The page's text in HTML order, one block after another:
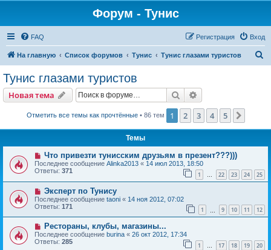
Форум - Тунис
FAQ Вход
Регистрация
На главную Список форумов Тунис Тунис глазами туристов
Тунис глазами туристов
Новая тема Поиск
Отметить все темы как прочтённые• 86 тем 1 2 3 4 5
Темы
Что привезти тунисским друзьям в презент???)))
Последнее сообщение Alinka2013 « 14 июл 2013, 18:50
Ответы: 371 1 … 22 23 24 25
Эксперт по Тунису
Последнее сообщение taoni « 14 ноя 2012, 07:02
Ответы: 171 1 9 10 11 12
Рестораны, клубы, магазины...
Последнее сообщение burina « 26 окт 2012, 17:34
Ответы: 285 1 … 17 18 19 20